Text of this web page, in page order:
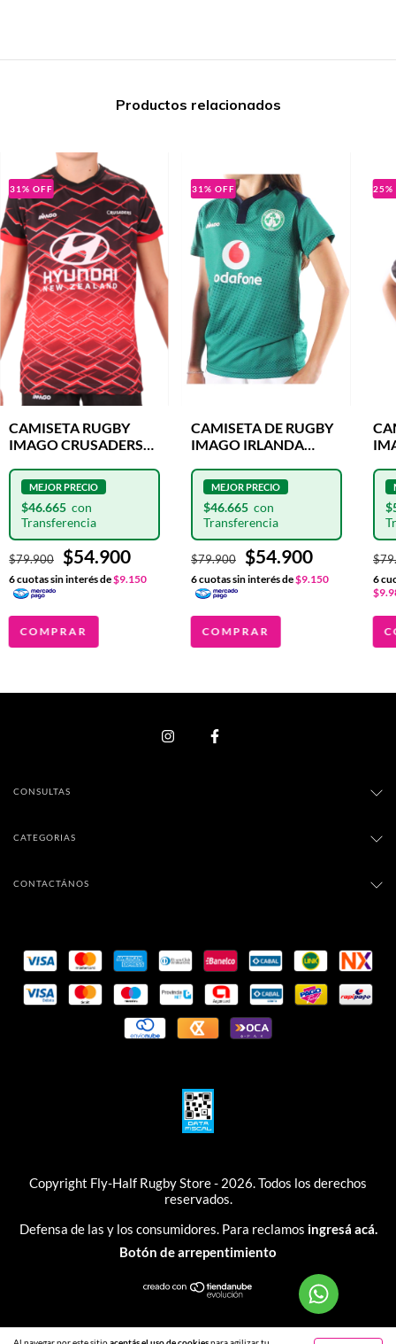
Productos relacionados
31 % OFF
CAMISETA RUGBY
IMAGO CRUSADERS
$79.900 $54.900
$46.665
6cuotas sin interés de$9.150
COMPRAR
31 % OFF
CAMISETA DE RUGBY
IMAGO IRLANDA
$79.900 $54.900
$46.665
6cuotas sin interés de$9.150
COMPRAR
25%
6
CONSULTAS
CATEGORIAS
CONTACTÁNOS
Copyright Fly-Half Rugby Store - 2026. Todos los derechos
reservados.
Defensa de las y los consumidores. Para reclamos ingresá acá.
Botón de arrepentimiento